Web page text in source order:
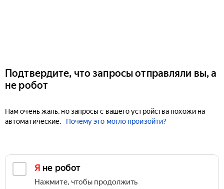
Подтвердите, что запросы отправляли вы, а
не робот
Нам очень жаль, но запросы с вашего устройства похожи на
автоматические.
Почему это могло произойти?
Я не робот
Нажмите, чтобы продолжить